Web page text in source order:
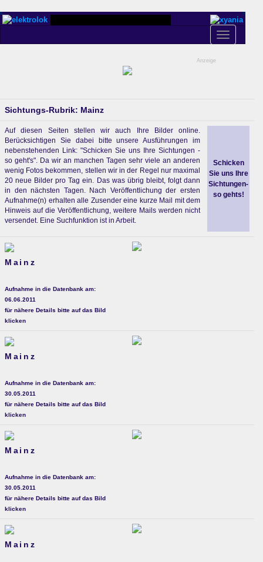
Toggle
navigation
Anzeige
Sichtungs-Rubrik: Mainz
Auf diesen Seiten stellen wir auch Ihre Bilder online.
Berücksichtigen Sie dabei bitte unsere Ausführungen im
nebenstehenden Link: "Schicken Sie uns Ihre Sichtungen -
so geht's". Da wir an manchen Tagen sehr viele an anderen
wenig Fotos bekommen, stellen wir in der Regel nur maximal
20 neue Bilder pro Tag ein. Das was übrig bleibt, folgt dann
in den nächsten Tagen. Nach Veröffentlichung der ersten
Aufnahme(n) erhalten alle Zusender eine kurze Mail mit dem
Hinweis auf die Veröffentlichung, weitere Mails werden nicht
versendet. Eine Suchfunktion ist in Arbeit.
Schicken
Sie uns Ihre
Sichtungen-
so gehts!
Mainz
Aufnahme in die Datenbank am:
06.06.2011
für nähere Details bitte auf das Bild
klicken
Mainz
Aufnahme in die Datenbank am:
30.05.2011
für nähere Details bitte auf das Bild
klicken
Mainz
Aufnahme in die Datenbank am:
30.05.2011
für nähere Details bitte auf das Bild
klicken
Mainz